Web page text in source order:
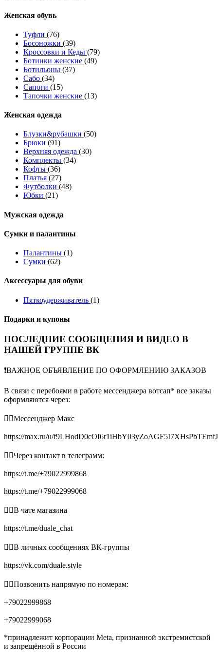
Женcкая обувь
Туфли (76)
Босоножки (39)
Кроссовки и Кеды (79)
Ботинки женские (49)
Ботильоны (37)
Сабо (34)
Сапоги (15)
Тапочки женские (13)
Женская одежда
Блузки&рубашки (50)
Брюки (91)
Верхняя одежда (30)
Комплекты (34)
Кофты (36)
Платья (27)
Футболки (48)
Юбки (21)
Мужская одежда
Сумки и палантины
Палантины (1)
Сумки (62)
Аксессуары для обуви
Пяткоудерживатель (1)
Подарки и купоны
ПОСЛЕДНИЕ СООБЩЕНИЯ И ВИДЕО В
НАШЕЙ ГРУППЕ ВК
❗️ВАЖНОЕ ОБЪЯВЛЕНИЕ ПО ОФОРМЛЕНИЮ ЗАКАЗОВ
В связи с перебоями в работе мессенджера вотсап* все заказы
оформляются через:
👉🏻Мессенджер Макс
https://max.ru/u/
👉🏻Через контакт в телеграмм:
https://t.me/+79022999868
https://t.me/+79022999068
👉🏻В чате магазина
https://t.me/duale_chat
👉🏻В личных сообщениях ВК-группы
https://vk.com/duale.style
👉🏻Позвонить напрямую по номерам:
+79022999868
+79022999068
*принадлежит корпорации Meta, признанной экстремистской
и запрещённой в России